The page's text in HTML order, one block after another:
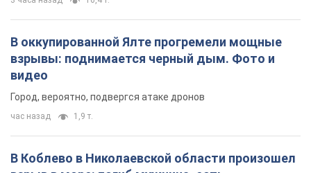
В Коблево в Николаевской области произошел
взрыв в море: погиб мужчина, есть
пострадавшие
Мужчина, вероятно, подорвался на морской мине
2 часа назад 2,8 т.